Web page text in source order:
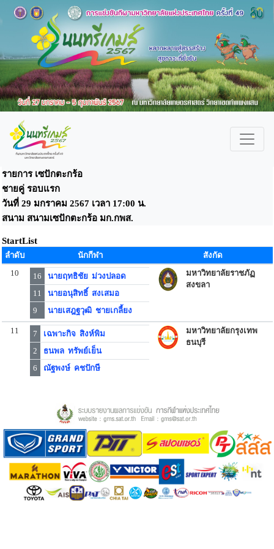
รายการ เซปักตะกร้อ
ชายคู่ รอบแรก
วันที่ 29 มกราคม 2567 เวลา 17:00 น.
สนาม สนามเซปักตะกร้อ มก.กพส.
StartList
ลำดับ นักกีฬา
สังกัด
10
16
นายฤทธิชัย ม่วงปลอด
11
นายอนุสิทธิ์ สงเสมอ
9
นายเสฎฐวุฒิ ชายเกลี้ยง
มหาวิทยาลัยราชภัฏ
สงขลา
11 7
เฉพาะกิจ สิงห์พิม
2
ธนพล ทรัพย์เย็น
6
ณัฐพงษ์ คชปักษี
มหาวิทยาลัยกรุงเทพ
ธนบุรี